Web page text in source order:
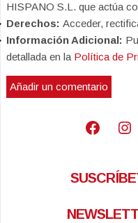
HISPANO S.L. que actúa
Derechos: Acceder,
Información Adicional:
detallada en la Política de